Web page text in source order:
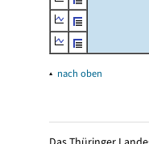
▴ nach oben